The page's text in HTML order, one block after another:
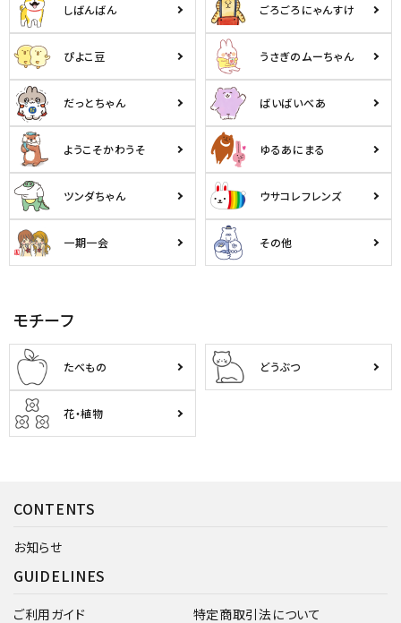
しばんばん ごろごろにゃんすけ
ぴよこ豆 うさぎのムーちゃん
だっとちゃん ばいばいべあ
ようこそかわうそ ゆるあにまる
ツンダちゃん ウサコレフレンズ
一期一会 その他
モチーフ
たべもの どうぶつ
花・植物
CONTENTS
お知らせ
GUIDELINES
ご利用ガイド 特定商取引法について